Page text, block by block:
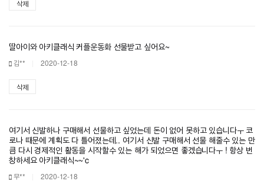
삭제
딸아이와 아키클래식 커플운동화 선물받고 싶어요~
김** 2020-12-18
삭제
여기서 신발하나 구매해서 선물하고 싶었는데 돈이 없어 못하고 있습니다ㅜ 코
로나 때문에 계획도 다 틀어졌는데.. 여기서 신발 구매해서 선물 해줄수 있는 만
큼 다시 경제적인 활동을 시작할수 있는 해가 되었으면 좋겠습니다ㅜ ! 항상 번
창하세요 아키클래식~~'c
무** 2020-12-18